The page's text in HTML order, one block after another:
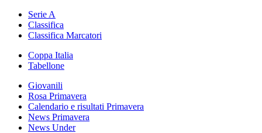
Serie A
Classifica
Classifica Marcatori
Coppa Italia
Tabellone
Giovanili
Rosa Primavera
Calendario e risultati Primavera
News Primavera
News Under